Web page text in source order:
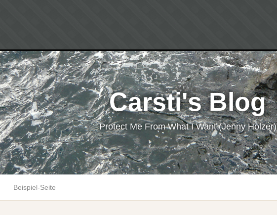
Carsti's Blog
Protect Me From What I Want (Jenny Holzer)
Beispiel-Seite